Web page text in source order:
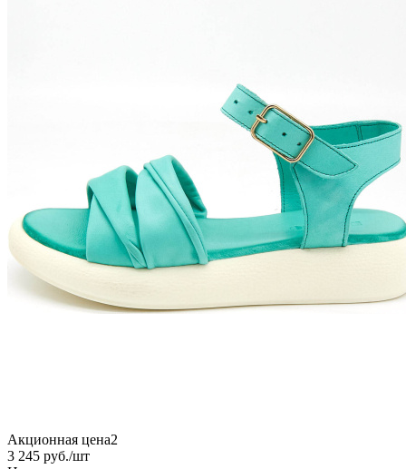
Акционная цена2
3 245 руб./шт